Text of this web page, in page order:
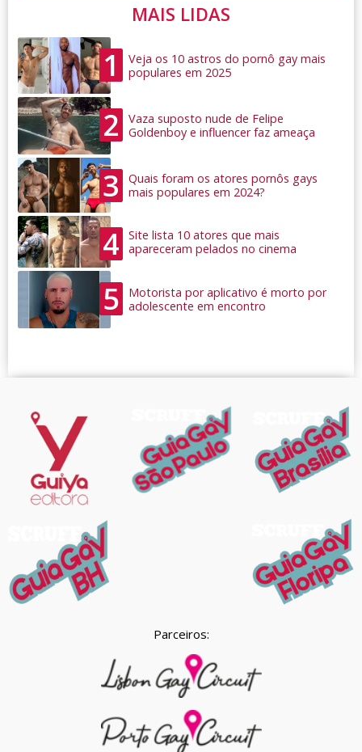
MAIS LIDAS
1
Veja os 10 astros do pornô gay mais
populares em 2025
2
Vaza suposto nude de Felipe
Goldenboy e influencer faz ameaça
3
Quais foram os atores pornôs gays
mais populares em 2024?
4
Site lista 10 atores que mais
apareceram pelados no cinema
5
Motorista por aplicativo é morto por
adolescente em encontro
Parceiros: